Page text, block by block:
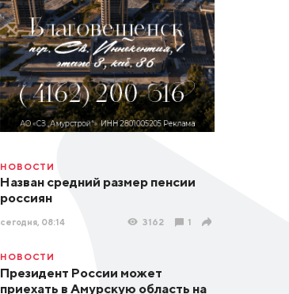
НОВОСТИ
Назван средний размер пенсии
россиян
сегодня, 08:14 3162 1
НОВОСТИ
Президент России может
приехать в Амурскую область на